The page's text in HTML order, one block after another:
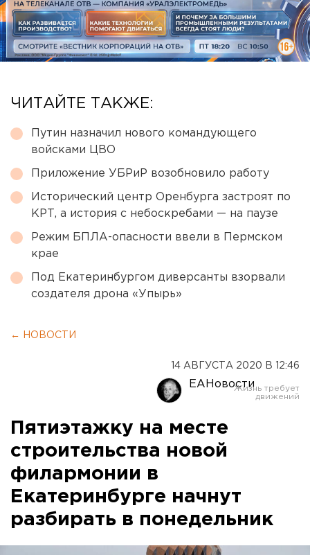
ЧИТАЙТЕ ТАКЖЕ:
Путин назначил нового командующего
войсками ЦВО
Приложение УБРиР возобновило работу
Исторический центр Оренбурга застроят по
КРТ, а история с небоскребами — на паузе
Режим БПЛА-опасности ввели в Пермском
крае
Под Екатеринбургом диверсанты взорвали
создателя дрона «Упырь»
← НОВОСТИ
14 АВГУСТА 2020 В 12:46
ЕАНовости
Пятиэтажку на месте
строительства новой
филармонии в
Екатеринбурге начнут
разбирать в понедельник